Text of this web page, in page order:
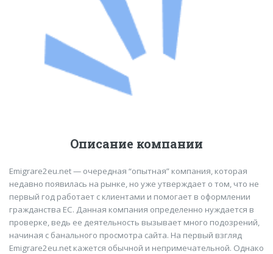
Описание компании
Emigrare2eu.net — очередная “опытная” компания, которая
недавно появилась на рынке, но уже утверждает о том, что не
первый год работает с клиентами и помогает в оформлении
гражданства ЕС. Данная компания определенно нуждается в
проверке, ведь ее деятельность вызывает много подозрений,
начиная с банального просмотра сайта. На первый взгляд
Emigrare2eu.net кажется обычной и непримечательной. Однако